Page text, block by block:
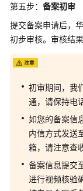
核
验
骤
管
局
审
核
步
骤
五：
第五步： 备案初审
提交备案申请后，
初步审核。审核结
初审期间，我
通，请保持电
如您的备案信
内信方式发送
箱，请注意查
备案信息提交
进行视频核验